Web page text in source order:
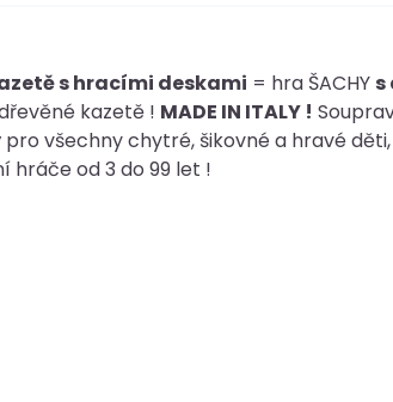
s hracími deskami = hra ŠACHY s
kazetě ! MADE IN ITALY !
pro všechny chytré, šikovné a hravé
hráče od 3 do 99 let !